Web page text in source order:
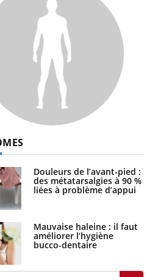
des métatarsalgies à 90 %
liées à problème d’appui
améliorer l’hygiène
bucco-dentaire